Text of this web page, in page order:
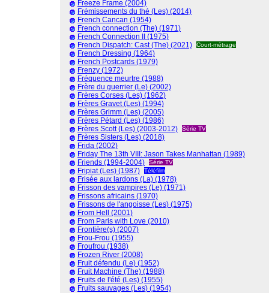
Freeze Frame (2004)
Frémissements du thé (Les) (2014)
French Cancan (1954)
French connection (The) (1971)
French Connection II (1975)
French Dispatch: Cast (The) (2021)
Court-métrage
French Dressing (1964)
French Postcards (1979)
Frenzy (1972)
Fréquence meurtre (1988)
Frère du guerrier (Le) (2002)
Frères Corses (Les) (1962)
Frères Gravet (Les) (1994)
Frères Grimm (Les) (2005)
Frères Pétard (Les) (1986)
Frères Scott (Les) (2003-2012)
Série TV
Frères Sisters (Les) (2018)
Frida (2002)
Friday The 13th VIII: Jason Takes Manhattan (1989)
Friends (1994-2004)
Série TV
Fripiat (Les) (1987) Téléfilm
Frisée aux lardons (La) (1978)
Frisson des vampires (Le) (1971)
Frissons africains (1970)
Frissons de l'angoisse (Les) (1975)
From Hell (2001)
From Paris with Love (2010)
Frontière(s) (2007)
Frou-Frou (1955)
Froufrou (1938)
Frozen River (2008)
Fruit défendu (Le) (1952)
Fruit Machine (The) (1988)
Fruits de l'été (Les) (1955)
Fruits sauvages (Les) (1954)